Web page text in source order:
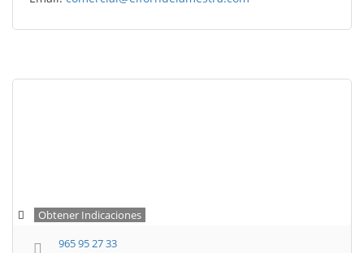
Obtener Indicaciones
965 95 27 33